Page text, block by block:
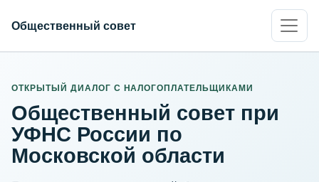
Общественный совет
ОТКРЫТЫЙ ДИАЛОГ С НАЛОГОПЛАТЕЛЬЩИКАМИ
Общественный совет при
УФНС России по
Московской области
ИНН организации
Адрес для нормализации